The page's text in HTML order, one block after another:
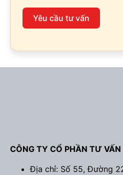
Yêu cầu tư vấn
CÔNG TY CỔ PHẦN TƯ
Địa chỉ: Số 55, Đường